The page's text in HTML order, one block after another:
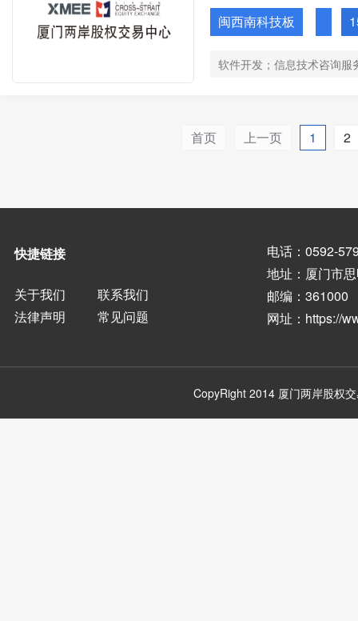
闽西南科技板
首页 上一页 1 2
快捷链接
关于我们
联系我们
法律声明
常见问题
电话：0592-
地址：厦门市
邮编：361000
网址： https://
CopyRight 2014 厦门两岸股权